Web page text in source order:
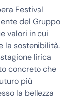
Festival
del Gruppo
valori in cui
la sostenibilità.
lirica
concreto che
più
la bellezza